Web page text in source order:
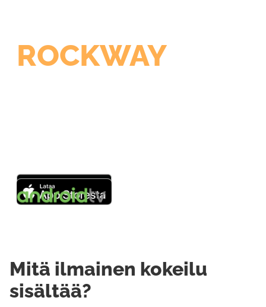
ROCKWAY
Mitä ilmainen kokeilu
sisältää?